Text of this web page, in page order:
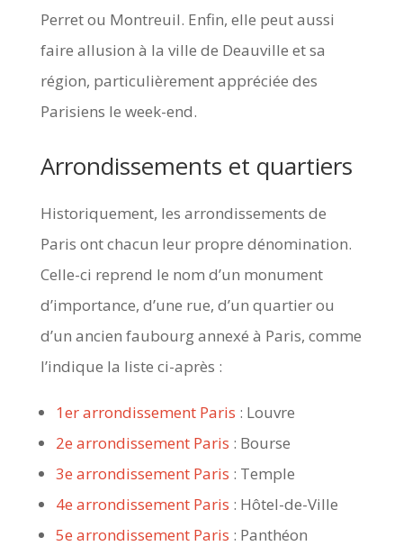
Perret ou Montreuil. Enfin, elle peut aussi
faire allusion à la ville de Deauville et sa
région, particulièrement appréciée des
Parisiens le week-end.
Arrondissements et quartiers
Historiquement, les arrondissements de
Paris ont chacun leur propre dénomination.
Celle-ci reprend le nom d’un monument
d’importance, d’une rue, d’un quartier ou
d’un ancien faubourg annexé à Paris, comme
l’indique la liste ci-après :
1er arrondissement Paris : Louvre
2e arrondissement Paris : Bourse
3e arrondissement Paris : Temple
4e arrondissement Paris : Hôtel-de-Ville
5e arrondissement Paris : Panthéon